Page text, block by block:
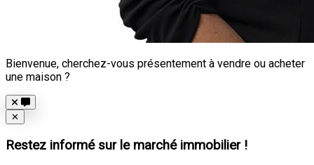
Bienvenue, cherchez-vous présentement à vendre ou acheter
une maison ?
Close
✕
Restez informé sur le marché immobilier !